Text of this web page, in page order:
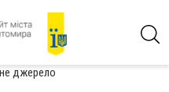
джерело